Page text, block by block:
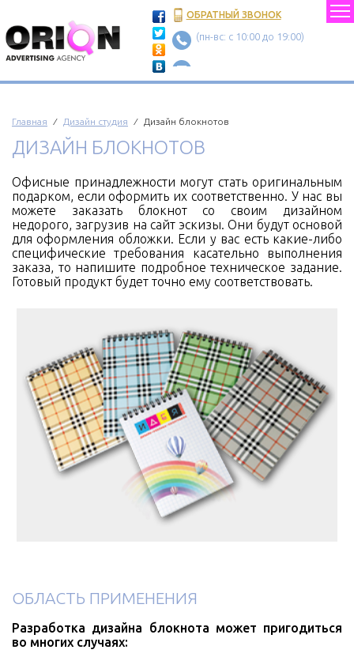
ОБРАТНЫЙ ЗВОНОК
(пн-вс: c 10:00 до 19:00)
Главная ⁄ Дизайн студия ⁄ Дизайн блокнотов
ДИЗАЙН БЛОКНОТОВ
Офисные принадлежности могут стать оригинальным
подарком, если оформить их соответственно. У нас вы
можете заказать блокнот со своим дизайном
недорого, загрузив на сайт эскизы. Они будут основой
для оформления обложки. Если у вас есть какие-либо
специфические требования касательно выполнения
заказа, то напишите подробное техническое задание.
Готовый продукт будет точно ему соответствовать.
ОБЛАСТЬ ПРИМЕНЕНИЯ
Разработка дизайна блокнота может пригодиться
во многих случаях: